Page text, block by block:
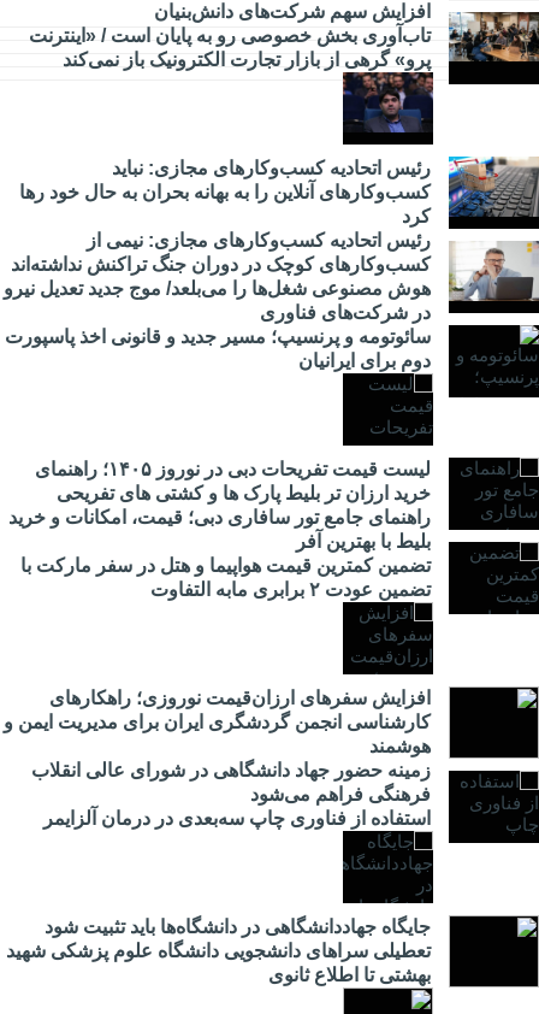
افزایش سهم شرکت‌های دانش‌بنیان
تاب‌آوری بخش خصوصی رو به پایان است / «اینترنت
پرو» گرهی از بازار تجارت الکترونیک باز نمی‌کند
رئیس اتحادیه کسب‌وکارهای مجازی: نباید
کسب‌وکارهای آنلاین را به بهانه بحران به حال خود رها
کرد
رئیس اتحادیه کسب‌وکارهای مجازی: نیمی از
کسب‌وکارهای کوچک در دوران جنگ‌ تراکنش نداشته‌اند
هوش مصنوعی شغل‌ها را می‌بلعد/ موج جدید تعدیل نیرو
در شرکت‌های فناوری
سائوتومه و پرنسیپ؛ مسیر جدید و قانونی اخذ پاسپورت
دوم برای ایرانیان
لیست قیمت تفریحات دبی در نوروز ۱۴۰۵؛ راهنمای
خرید ارزان تر بلیط پارک ها و کشتی های تفریحی
راهنمای جامع تور سافاری دبی؛ قیمت، امکانات و خرید
بلیط با بهترین آفر
تضمین کمترین قیمت هواپیما و هتل در سفر مارکت با
تضمین عودت ۲ برابری مابه التفاوت
افزایش سفرهای ارزان‌قیمت نوروزی؛ راهکارهای
کارشناسی انجمن گردشگری ایران برای مدیریت ایمن و
هوشمند
مدارس
دانشگاه
چه
خبر؟
زمینه حضور جهاد دانشگاهی در شورای عالی انقلاب
فرهنگی فراهم می‌شود
استفاده از فناوری چاپ سه‌بعدی در درمان آلزایمر
جایگاه جهاددانشگاهی در دانشگاه‌ها باید تثبیت شود
تعطیلی سراهای دانشجویی دانشگاه علوم پزشکی شهید
بهشتی تا اطلاع ثانوی